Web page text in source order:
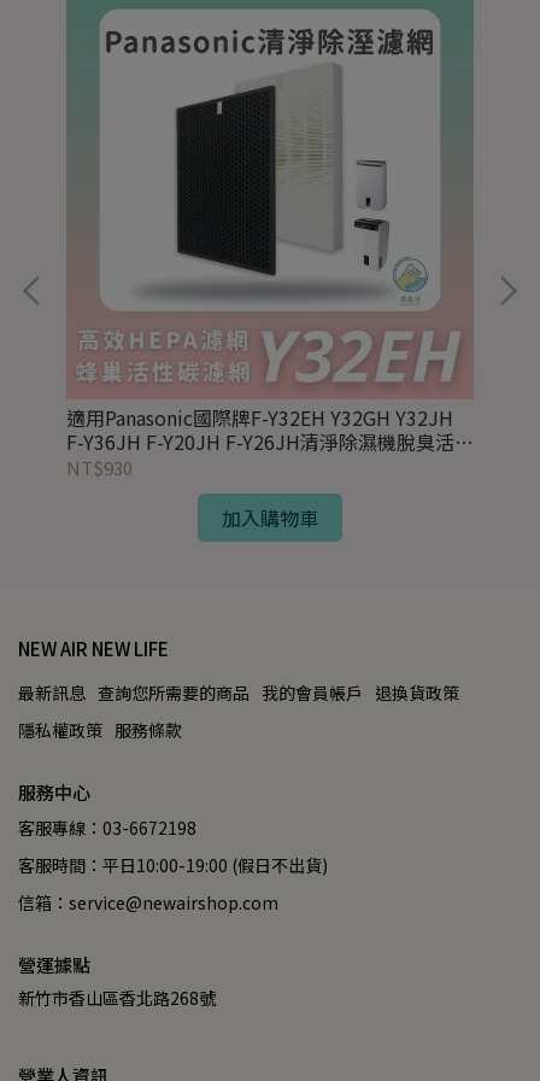
適用Panasonic國際牌F-Y32EH Y32GH Y32JH
F-Y36JH F-Y20JH F-Y26JH清淨除濕機脫臭活
性碳+HEPA濾網組
NT$930
加入購物車
NEW AIR NEW LIFE
最新訊息 查詢您所需要的商品 我的會員帳戶
退換貨政策
隱私權政策 服務條款
服務中心
客服專線：03-6672198
客服時間：平日10:00-19:00 (假日不出貨)
信箱：service@newairshop.com
營運據點
新竹市香山區香北路268號
營業人資訊